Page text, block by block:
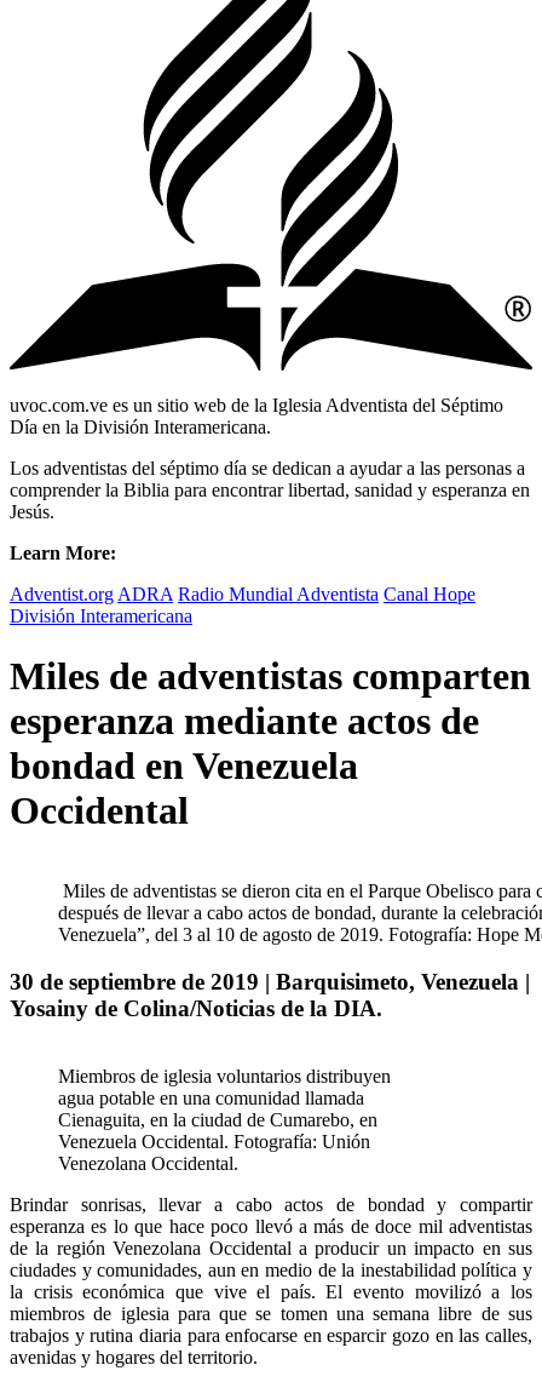
uvoc.com.ve es un sitio web de la Iglesia Adventista del Séptimo
Día en la División Interamericana.
Los adventistas del séptimo día se dedican a ayudar a las personas a
comprender la Biblia para encontrar libertad, sanidad y esperanza en
Jesús.
Learn More:
Adventist.org ADRA Radio Mundial Adventista Canal Hope
División Interamericana
Miles de adventistas comparten
esperanza mediante actos de
bondad en Venezuela
Occidental
Miles de adventistas se dieron cita en el Parque Obelisco para
después de llevar a cabo actos de bondad, durante la
Venezuela”, del 3 al 10 de agosto de 2019. Fotografía: Hope
30 de septiembre de 2019 | Barquisimeto, Venezuela |
Yosainy de Colina/Noticias de la DIA.
Miembros de iglesia voluntarios distribuyen
agua potable en una comunidad llamada
Cienaguita, en la ciudad de Cumarebo, en
Venezuela Occidental. Fotografía: Unión
Venezolana Occidental.
Brindar sonrisas, llevar a cabo actos de bondad y compartir
esperanza es lo que hace poco llevó a más de doce mil adventistas
de la región Venezolana Occidental a producir un impacto en sus
ciudades y comunidades, aun en medio de la inestabilidad política y
la crisis económica que vive el país. El evento movilizó a los
miembros de iglesia para que se tomen una semana libre de sus
trabajos y rutina diaria para enfocarse en esparcir gozo en las calles,
avenidas y hogares del territorio.